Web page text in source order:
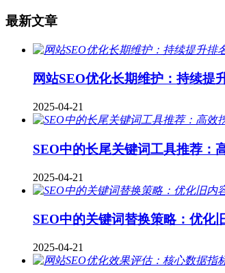
最新文章
网站SEO优化长期维护：持续提
2025-04-21
SEO中的长尾关键词工具推荐：
2025-04-21
SEO中的关键词替换策略：优化
2025-04-21